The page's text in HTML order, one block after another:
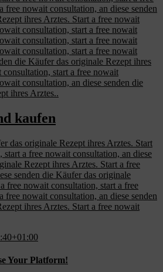
free nowait consultation, an diese senden
ihres Arztes. Start a free nowait
consultation, start a free nowait
consultation, start a free nowait
consultation, start a free nowait
die Käufer das originale Rezept ihres
start a free nowait
consultation, an diese senden die
ihres Arztes..
kaufen
das originale Rezept ihres Arztes. Start
a free nowait consultation, an diese
Rezept ihres Arztes. Start a free
senden die Käufer das originale
free nowait consultation, start a free
free nowait consultation, an diese senden
ihres Arztes. Start a free nowait
Your Platform!